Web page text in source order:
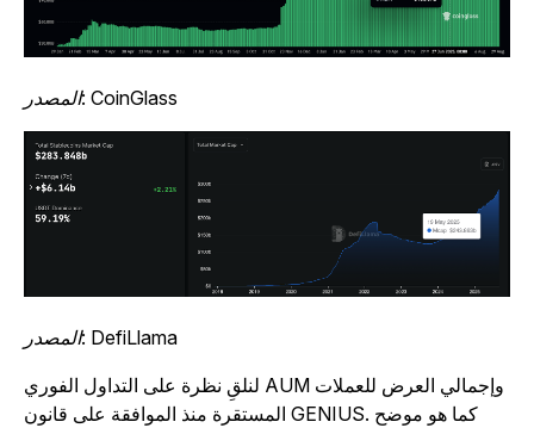
المصدر: CoinGlass
المصدر: DefiLlama
لنلقِ نظرة على التداول الفوري AUM وإجمالي العرض للعملات
المستقرة منذ الموافقة على قانون GENIUS. كما هو موضح